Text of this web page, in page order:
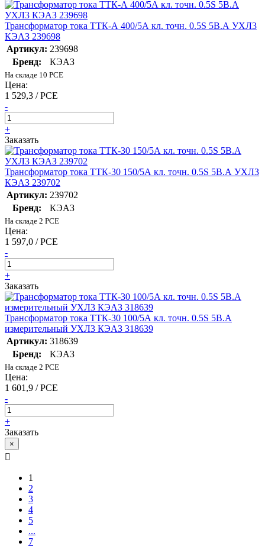
Трансформатор тока ТТК-А 400/5А кл. точн. 0.5S 5В.А УХЛ3
КЭАЗ 239698
Артикул: 239698
Бренд:
КЭАЗ
На складе 10 PCE
Цена:
1 529,3 / PCE
-
+
Заказать
Трансформатор тока ТТК-30 150/5А кл. точн. 0.5S 5В.А УХЛ3
КЭАЗ 239702
Артикул: 239702
Бренд:
КЭАЗ
На складе 2 PCE
Цена:
1 597,0 / PCE
-
+
Заказать
Трансформатор тока ТТК-30 100/5А кл. точн. 0.5S 5В.А
измерительный УХЛ3 КЭАЗ 318639
Артикул: 318639
Бренд:
КЭАЗ
На складе 2 PCE
Цена:
1 601,9 / PCE
-
+
Заказать
×
1
2
3
4
5
...
7